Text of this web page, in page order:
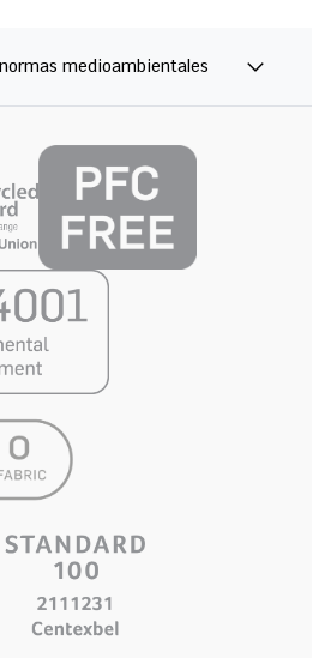
medioambientales